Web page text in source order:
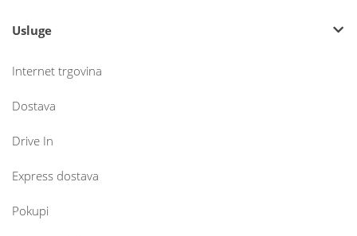
Usluge
Internet trgovina
Dostava
Drive In
Express dostava
Pokupi